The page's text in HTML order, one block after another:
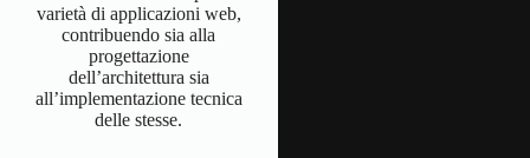
varietà di applicazioni web,
contribuendo sia alla
progettazione
dell’architettura sia
all’implementazione tecnica
delle stesse.